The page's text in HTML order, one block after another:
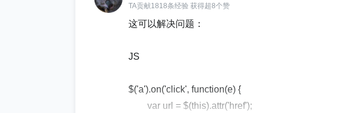
TA贡献1818条经验 获得超8个赞
这可以解决问题：
JS
$('a').on('click', function(e) {
var url = $(this).attr('href');